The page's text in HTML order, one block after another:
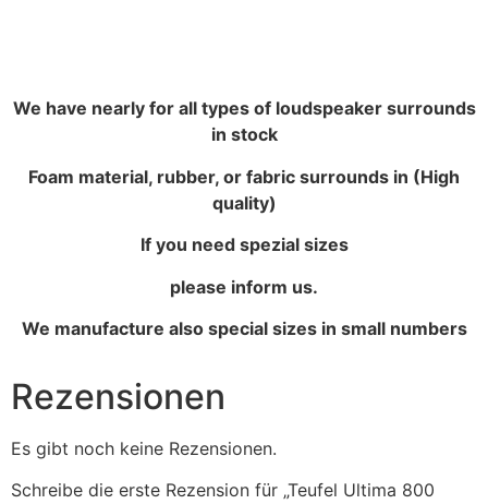
We have nearly for all types of loudspeaker surrounds
in stock
Foam material, rubber, or fabric surrounds in (High
quality)
If you need spezial sizes
please inform us.
We manufacture also special sizes in small numbers
Rezensionen
Es gibt noch keine Rezensionen.
Schreibe die erste Rezension für „Teufel Ultima 800